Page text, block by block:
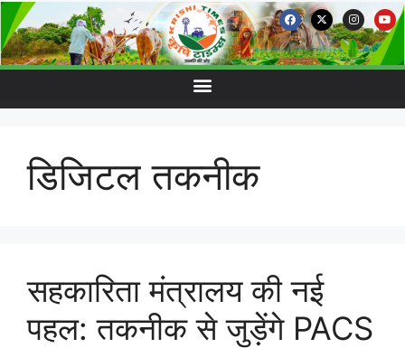
डिजिटल तकनीक
सहकारिता मंत्रालय की नई
पहल: तकनीक से जुड़ेंगे PACS